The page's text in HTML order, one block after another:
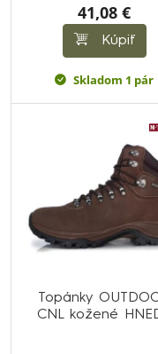
41,08 €
Kúpiť
Skladom 1 pár
Topánky
CNL kožené